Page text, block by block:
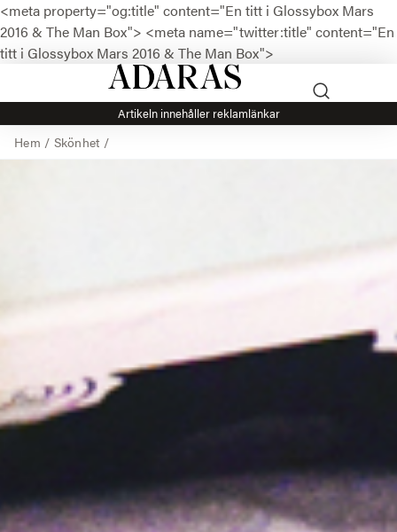
<meta property="og:title" content="En titt i Glossybox Mars
2016 & The Man Box"> <meta name="twitter:title" content="En
titt i Glossybox Mars 2016 & The Man Box">
Artikeln innehåller reklamlänkar
Hem / Skönhet/